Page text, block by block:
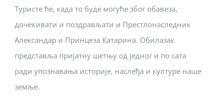
Туристе ће, када то буде могуће због обавеза,
дочекивати и поздрављати и Престлонаследник
Александар и Принцеза Катарина. Обилазак
представља пријатну шетњу од једног и по сата
ради упознавања историје, наслеђа и културе наше
земље.